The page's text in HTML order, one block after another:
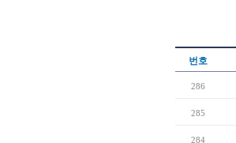
번호
286
285
284